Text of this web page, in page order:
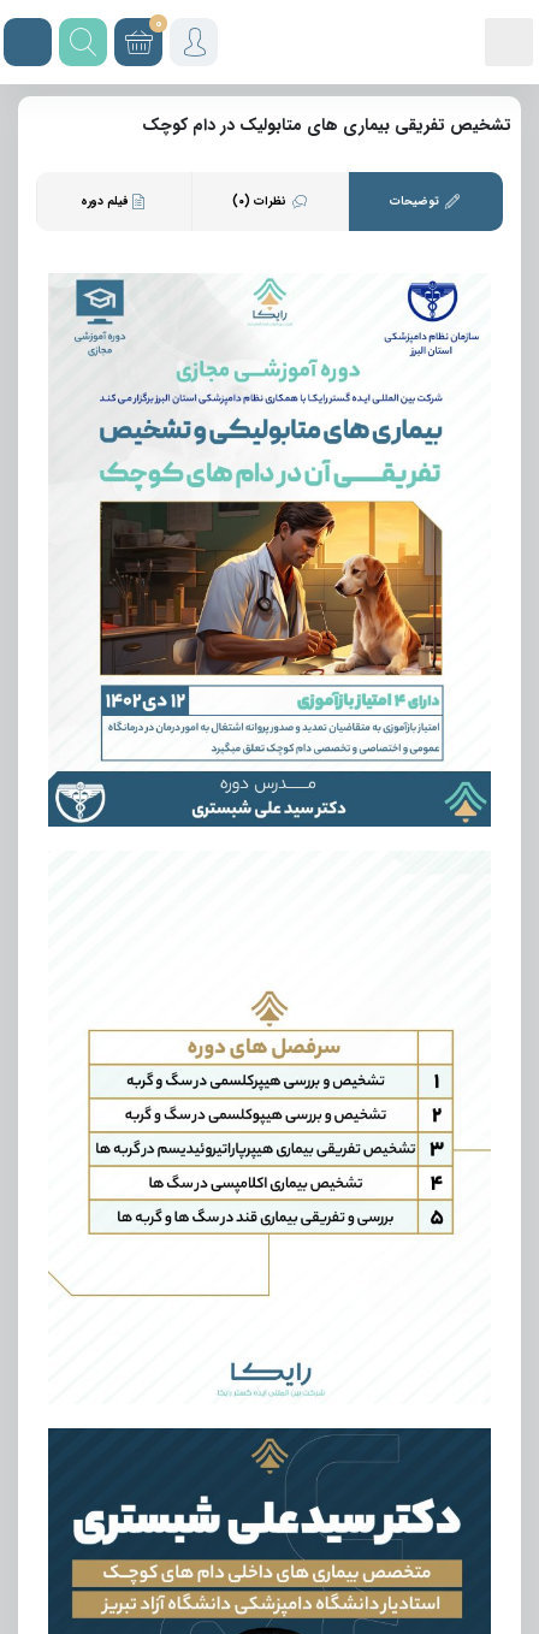
0
تشخیص تفریقی بیماری های متابولیک در دام کوچک
توضیحات نظرات (0) فیلم دوره